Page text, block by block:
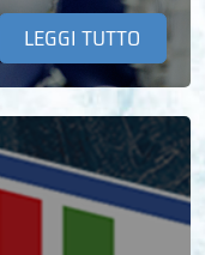
LEGGI TUTTO